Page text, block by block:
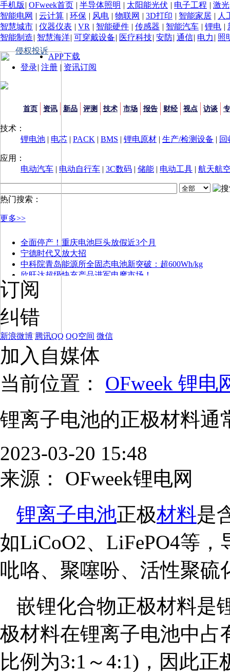
手机版 | OFweek首页 | 半导体照明 | 太阳能光伏 | 电子工程 | 激光
智能电网 | 云计算 | 环保 | 风电 | 物联网 | 3D打印 | 智能家居 | 人
智慧城市 | 仪器仪表 | VR | 智能硬件 | 传感器 | 智能汽车 | 锂电 |
智能制造| 智慧海洋| 可穿戴设备| 医疗科技| 安防| 通信| 电力 | 照
侵权投诉
APP下载
登录| 注册 | 资讯订阅
首页 资讯 新品 评测 技术 市场 报告 财经 视点 访谈
技术：
锂电池 | 电芯 | PACK | BMS | 锂电原材 | 生产/检测设备 | 回
应用：
电动汽车 | 电动自行车 | 3C数码 | 储能 | 电动工具 | 航天航
热门搜索：
更多>>
全面停产！重庆电池巨头放假近3个月
宁德时代又放大招
中科院青岛能源所全固态电池新突破：超600Wh/kg
欣旺达超级快充产品进军电摩市场！
订阅
纠错
新浪微博 腾讯QQ QQ空间 微信
加入自媒体
当前位置： OFweek 锂电
锂离子电池的正极材料通
2023-03-20 15:48
来源：
OFweek锂电网
锂离子电池正极材料是
如LiCoO2、LiFePO4等
吡咯、聚噻吩、活性聚硫
嵌锂化合物正极材料是
极材料在锂离子电池中占
比例为3:1～4:1)，因此